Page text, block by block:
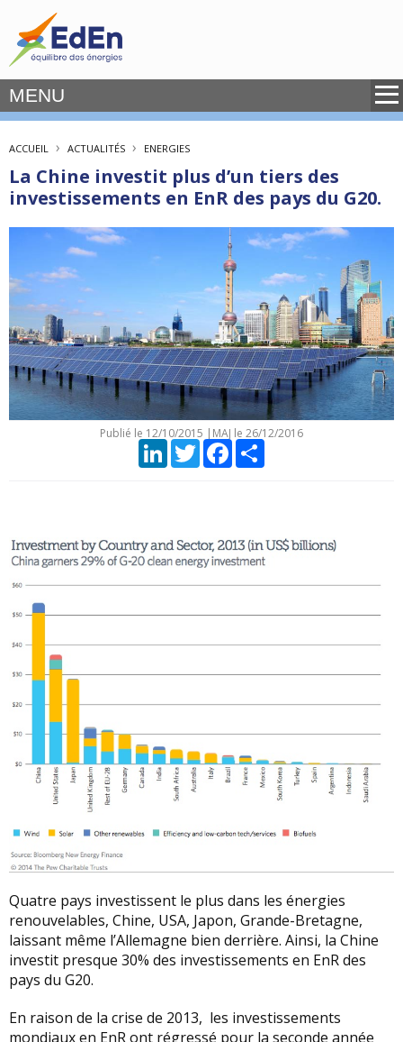
MENU
ACCUEIL › ACTUALITÉS › ENERGIES
La Chine investit plus d’un tiers des
investissements en EnR des pays du G20.
Publié le 12/10/2015 | MAJ le 26/12/2016
LinkedInTwitterFacebook
Quatre pays investissent le plus dans les énergies
renouvelables, Chine, USA, Japon, Grande-Bretagne,
laissant même l’Allemagne bien derrière. Ainsi, la Chine
investit presque 30% des investissements en EnR des
pays du G20.
En raison de la crise de 2013, les investissements
mondiaux en EnR ont régressé pour la seconde année